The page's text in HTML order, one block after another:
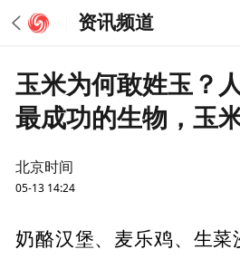
资讯频道
玉米为何敢姓玉？
最成功的生物，玉
北京时间
05-13 14:24
奶酪汉堡、麦乐鸡、生菜